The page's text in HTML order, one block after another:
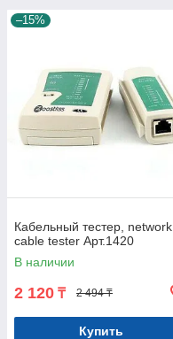
–15%
Кабельный тестер, network
cable tester Арт.1420
В наличии
2 120 ₸ 2 494 ₸
Купить